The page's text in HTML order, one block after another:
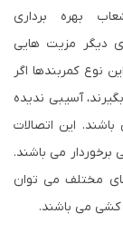
بهره برداری
دیگر مزیت هایی
نوع کمربندها اگر
آسیبی ندیده
این اتصالات
می باشند.
مختلف می توان
کشی می باشند.